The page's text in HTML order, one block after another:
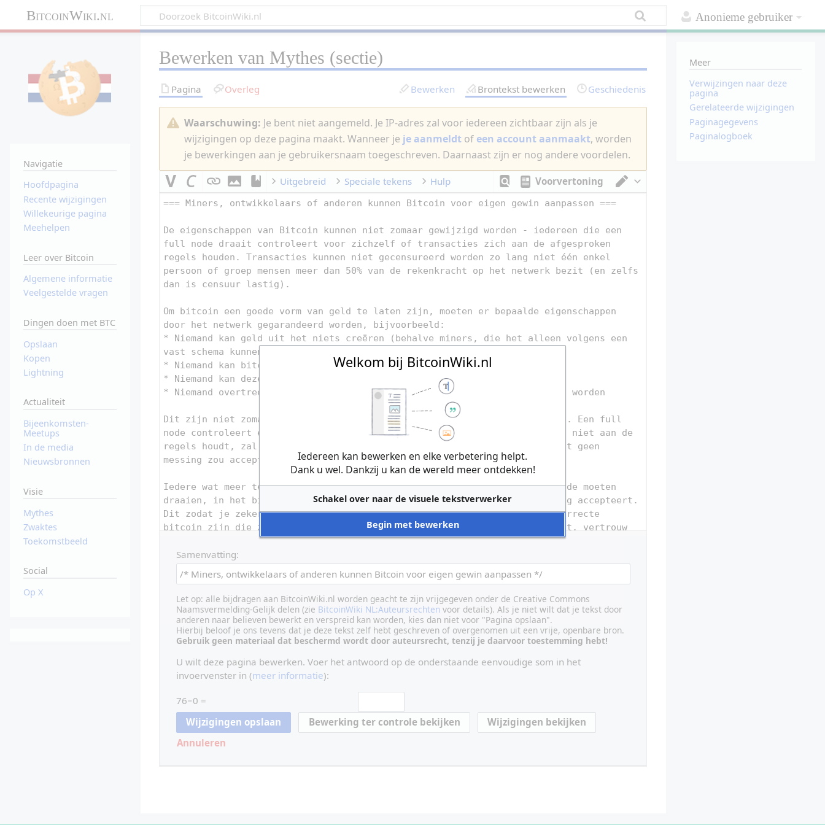
Anonieme gebruiker
BitcoinWiki.nl
Bewerken van Mythes (sectie)
Pagina Overleg Bewerken Brontekst bewerken Geschiedenis
Waarschuwing: Je bent niet aangemeld. Je IP-adres zal voor iedereen zichtbaar zijn als je
wijzigingen op deze pagina maakt. Wanneer je je aanmeldt of een account aanmaakt, worden
je bewerkingen aan je gebruikersnaam toegeschreven. Daarnaast zijn er nog andere voordelen.
Voorvertoning
Van tekstverwerker omschakelen
Uitgebreid Speciale tekens Hulp
Samenvatting:
Let op: alle bijdragen aan BitcoinWiki.nl worden geacht te zijn vrijgegeven onder de Creative Commons
Naamsvermelding-Gelijk delen (zie BitcoinWiki NL:Auteursrechten voor details). Als je niet wilt dat je tekst door
anderen naar believen bewerkt en verspreid kan worden, kies dan niet voor "Pagina opslaan".
Hierbij beloof je ons tevens dat je deze tekst zelf hebt geschreven of overgenomen uit een vrije, openbare bron.
Gebruik geen materiaal dat beschermd wordt door auteursrecht, tenzij je daarvoor toestemming hebt!
U wilt deze pagina bewerken. Voer het antwoord op de onderstaande eenvoudige som in het
invoervenster in (meer informatie):
76−0 =
Annuleren
Navigatie
Hoofdpagina
Recente wijzigingen
Willekeurige pagina
Meehelpen
Leer over Bitcoin
Algemene informatie
Veelgestelde vragen
Dingen doen met BTC
Opslaan
Kopen
Lightning
Actualiteit
Bijeenkomsten-
Meetups
In de media
Nieuwsbronnen
Visie
Mythes
Zwaktes
Toekomstbeeld
Social
Op X
Meer
Verwijzingen naar deze
pagina
Gerelateerde wijzigingen
Paginagegevens
Paginalogboek
Welkom bij BitcoinWiki.nl
Iedereen kan bewerken en elke verbetering helpt.
Dank u wel. Dankzij u kan de wereld meer ontdekken!
Schakel over naar de visuele tekstverwerker
Begin met bewerken